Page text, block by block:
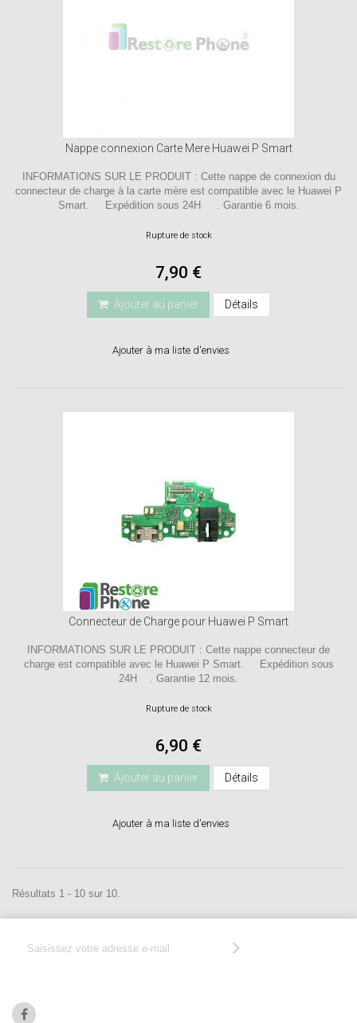
Nappe connexion Carte Mere Huawei P Smart
INFORMATIONS SUR LE PRODUIT : Cette nappe de connexion du
connecteur de charge à la carte mère est compatible avec le Huawei P
Smart. Expédition sous 24H . Garantie 6 mois.
Rupture de stock
7,90 €
Ajouter au panier Détails
Ajouter à ma liste d'envies
Connecteur de Charge pour Huawei P Smart
INFORMATIONS SUR LE PRODUIT : Cette nappe connecteur de
charge est compatible avec le Huawei P Smart. Expédition sous
24H . Garantie 12 mois.
Rupture de stock
6,90 €
Ajouter au panier Détails
Ajouter à ma liste d'envies
Résultats 1 - 10 sur 10.